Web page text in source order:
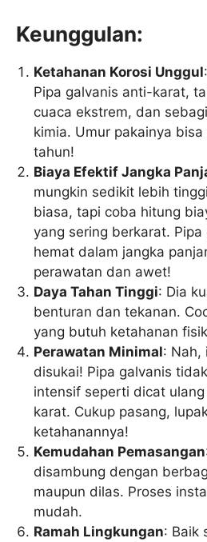
Keunggulan:
Ketahanan Korosi Unggul
Pipa galvanis anti-karat,
cuaca ekstrem, dan
kimia. Umur pakainya
tahun!
Biaya Efektif Jangka
mungkin sedikit lebih
biasa, tapi coba hitung
yang sering berkarat.
hemat dalam jangka
perawatan dan awet!
Daya Tahan Tinggi: Dia
benturan dan tekanan.
yang butuh ketahanan
Perawatan Minimal: Nah,
disukai! Pipa galvanis
intensif seperti dicat
karat. Cukup pasang,
ketahanannya!
Kemudahan Pemasangan
disambung dengan
maupun dilas. Proses
mudah.
Ramah Lingkungan: Baik